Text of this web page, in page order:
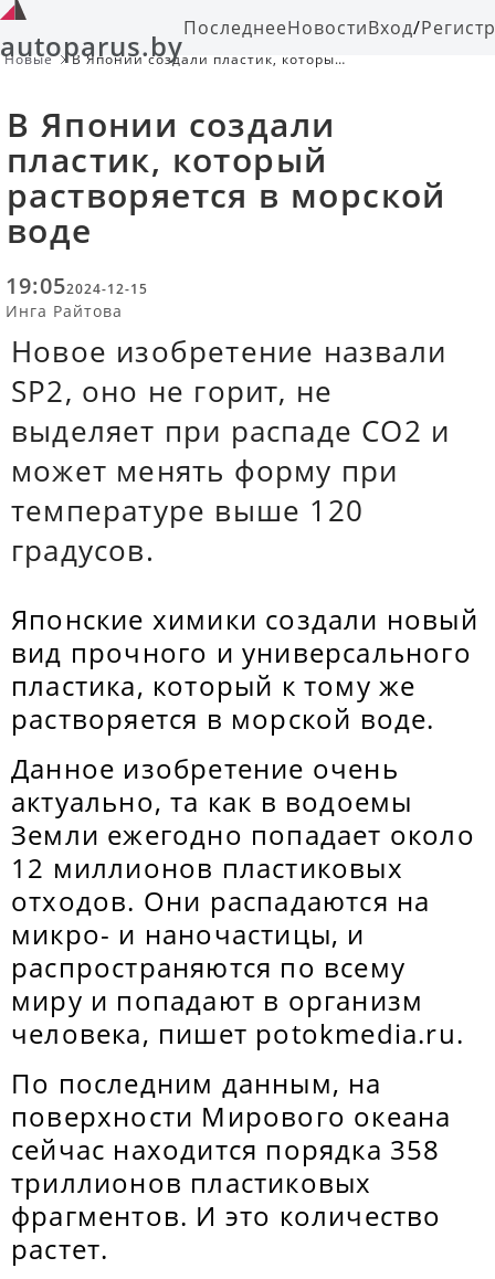
autoparus.byПоследнееНовостиВход/
Новые
В Японии создали пластик, который
В Японии создали
пластик, который
растворяется в морской
воде
19:052024-12-15
Инга Райтова
Новое изобретение назвали
SP2, оно не горит, не
выделяет при распаде СО2 и
может менять форму при
температуре выше 120
градусов.
Японские химики создали новый
вид прочного и универсального
пластика, который к тому же
растворяется в морской воде.
Данное изобретение очень
актуально, та как в водоемы
Земли ежегодно попадает около
12 миллионов пластиковых
отходов. Они распадаются на
микро- и наночастицы, и
распространяются по всему
миру и попадают в организм
человека, пишет potokmedia.ru.
По последним данным, на
поверхности Мирового океана
сейчас находится порядка 358
триллионов пластиковых
фрагментов. И это количество
растет.